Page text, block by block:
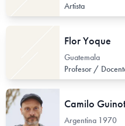
Artista
Flor Yoque
Guatemala
Camilo Guinot
Argentina 1970